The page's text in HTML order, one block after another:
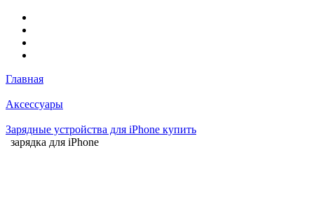
Главная
Аксессуары
Зарядные устройства для iPhone купить
зарядка для iPhone